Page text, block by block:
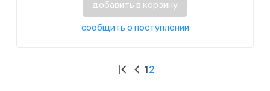
добавить в корзину
сообщить о поступлении
12